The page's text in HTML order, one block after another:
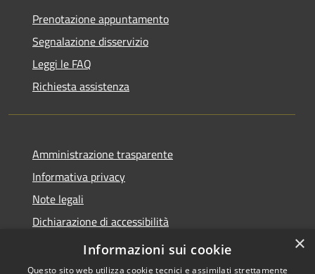
Prenotazione appuntamento
Segnalazione disservizio
Leggi le FAQ
Richiesta assistenza
Amministrazione trasparente
Informativa privacy
Note legali
Dichiarazione di accessibilità
Feedback accessibilità
×
Informazioni sui cookie
Questo sito web utilizza cookie tecnici e assimilati strettamente